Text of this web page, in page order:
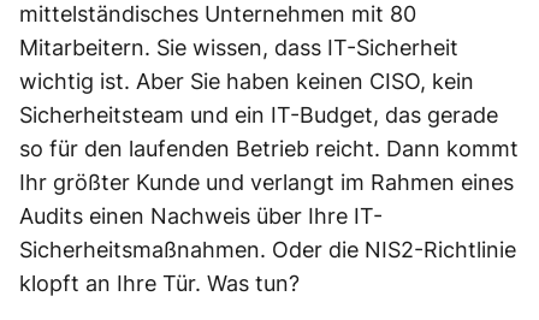
mittelständisches Unternehmen mit 80
Mitarbeitern. Sie wissen, dass IT-Sicherheit
wichtig ist. Aber Sie haben keinen CISO, kein
Sicherheitsteam und ein IT-Budget, das gerade
so für den laufenden Betrieb reicht. Dann kommt
Ihr größter Kunde und verlangt im Rahmen eines
Audits einen Nachweis über Ihre IT-
Sicherheitsmaßnahmen. Oder die NIS2-Richtlinie
klopft an Ihre Tür. Was tun?